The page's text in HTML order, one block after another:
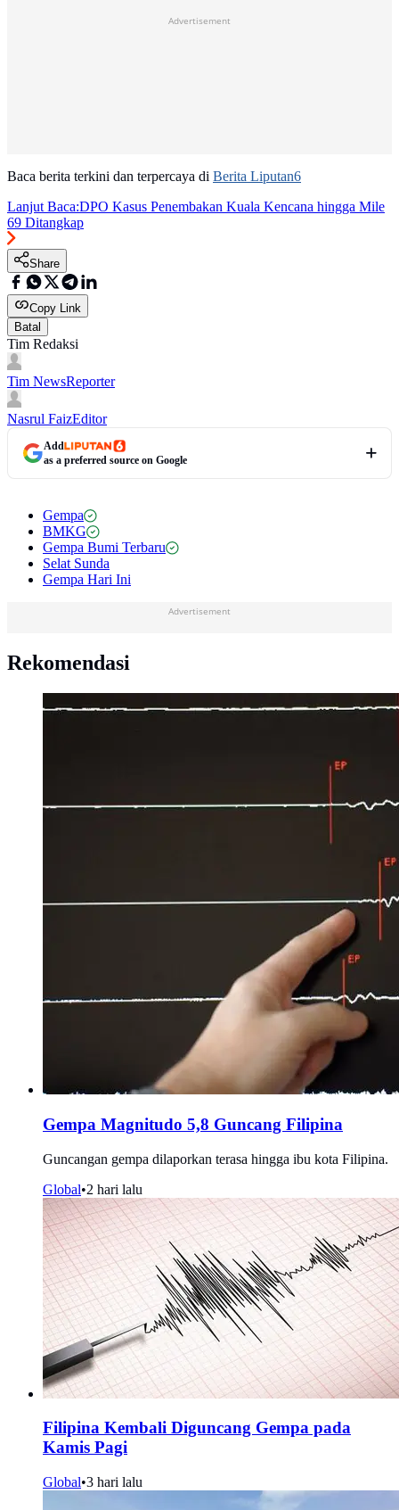
Advertisement
Baca berita terkini dan terpercaya di Berita Liputan6
Lanjut Baca:DPO Kasus Penembakan Kuala Kencana hingga Mile
69 Ditangkap
Share
Copy Link
Batal
Tim Redaksi
Tim NewsReporter
Nasrul FaizEditor
Add
as a preferred source on Google
Gempa
BMKG
Gempa Bumi Terbaru
Selat Sunda
Gempa Hari Ini
Advertisement
Rekomendasi
Gempa Magnitudo 5,8 Guncang Filipina
Guncangan gempa dilaporkan terasa hingga ibu kota Filipina.
Global•2 hari lalu
Filipina Kembali Diguncang Gempa pada
Kamis Pagi
Global•3 hari lalu